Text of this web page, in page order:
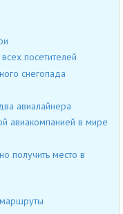
посетителей
снегопада
авиалайнера
авиакомпанией в мире
получить место в